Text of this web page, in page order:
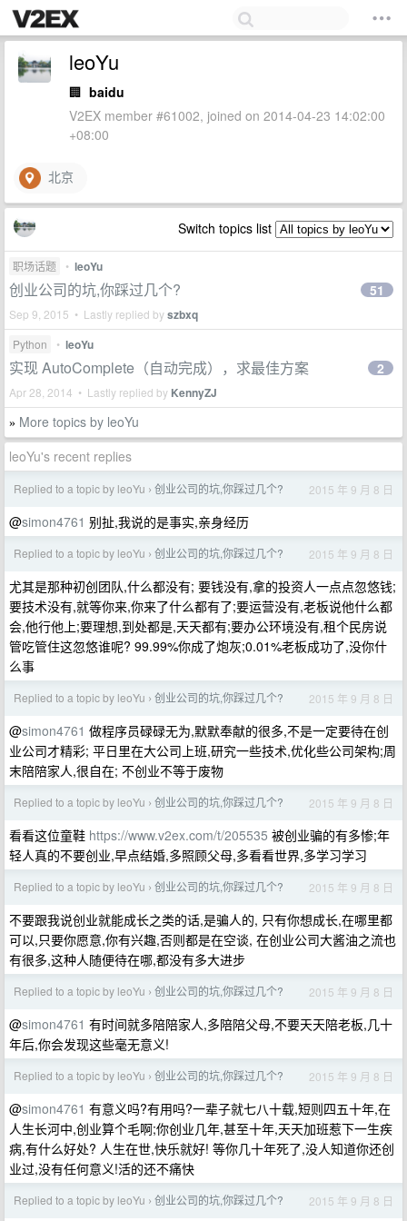
leoYu
🏢 baidu
V2EX member #61002, joined on 2014-04-23 14:02:00
+08:00
北京
Switch topics list
职场话题 • leoYu
创业公司的坑,你踩过几个?
Sep 9, 2015 • Lastly replied byszbxq
51
Python • leoYu
实现 AutoComplete（自动完成），求最佳方案
Apr 28, 2014 • Lastly replied by KennyZJ
2
» More topics by leoYu
leoYu's recent replies
Replied to a topic by leoYu › 创业公司的坑,你踩过几个? 2015 年 9 月 8 日
@simon4761 别扯,我说的是事实,亲身经历
Replied to a topic by leoYu › 创业公司的坑,你踩过几个? 2015 年 9 月 8 日
尤其是那种初创团队,什么都没有; 要钱没有,拿的投资人一点点忽悠钱;
要技术没有,就等你来,你来了什么都有了;要运营没有,老板说他什么都
会,他行他上;要理想,到处都是,天天都有;要办公环境没有,租个民房说
管吃管住这忽悠谁呢? 99.99%你成了炮灰;0.01%老板成功了,没你什
么事
Replied to a topic by leoYu › 创业公司的坑,你踩过几个? 2015 年 9 月 8 日
@simon4761 做程序员碌碌无为,默默奉献的很多,不是一定要待在创
业公司才精彩; 平日里在大公司上班,研究一些技术,优化些公司架构;周
末陪陪家人,很自在; 不创业不等于废物
Replied to a topic by leoYu › 创业公司的坑,你踩过几个? 2015 年 9 月 8 日
看看这位童鞋 https://www.v2ex.com/t/205535 被创业骗的有多惨;年
轻人真的不要创业,早点结婚,多照顾父母,多看看世界,多学习学习
Replied to a topic by leoYu › 创业公司的坑,你踩过几个? 2015 年 9 月 8 日
不要跟我说创业就能成长之类的话,是骗人的, 只有你想成长,在哪里都
可以,只要你愿意,你有兴趣,否则都是在空谈, 在创业公司大酱油之流也
有很多,这种人随便待在哪,都没有多大进步
Replied to a topic by leoYu › 创业公司的坑,你踩过几个? 2015 年 9 月 8 日
@simon4761 有时间就多陪陪家人,多陪陪父母,不要天天陪老板,几十
年后,你会发现这些毫无意义!
Replied to a topic by leoYu › 创业公司的坑,你踩过几个? 2015 年 9 月 8 日
@simon4761 有意义吗?有用吗?一辈子就七八十载,短则四五十年,在
人生长河中,创业算个毛啊;你创业几年,甚至十年,天天加班惹下一生疾
病,有什么好处? 人生在世,快乐就好! 等你几十年死了,没人知道你还创
业过,没有任何意义!活的还不痛快
Replied to a topic by leoYu › 创业公司的坑,你踩过几个? 2015 年 9 月 8 日